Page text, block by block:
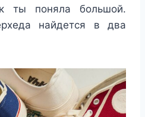
ты поняла большой.
найдется в два